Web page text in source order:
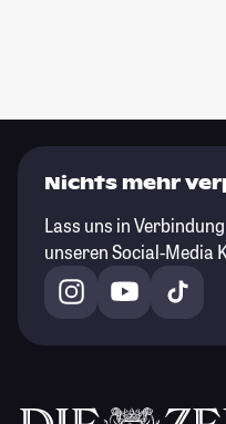
Nichts mehr
Lass uns in
unseren Social-Media